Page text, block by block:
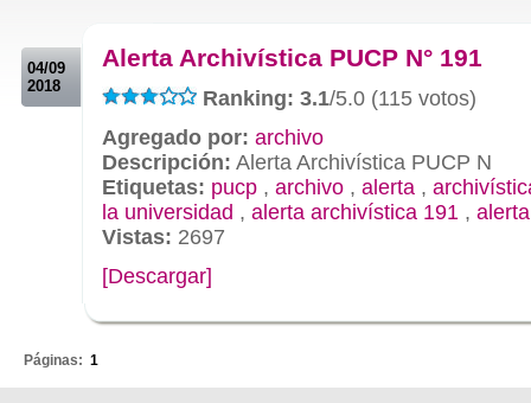
04/09
2018
Alerta Archivística PUCP N° 191
Ranking: 3.1/5.0 (115 votos)
Agregado por: archivo
Descripción: Alerta Archivística PUCP N
Etiquetas: pucp , archivo , alerta ,
la universidad , alerta archivística 191 ,
Vistas: 2697
[Descargar]
Páginas: 1